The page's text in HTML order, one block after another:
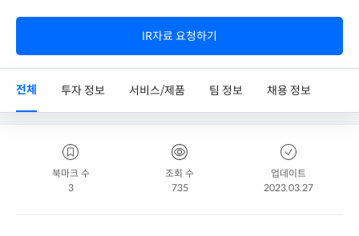
IR자료 요청하기
전체 투자 정보 서비스/제품 팀 정보 채용 정보
북마크 수
3
조회 수
735
업데이트
2023.03.27